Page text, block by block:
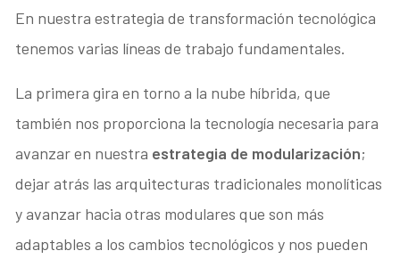
En nuestra estrategia de transformación tecnológica
tenemos varias líneas de trabajo fundamentales.
La primera gira en torno a la nube híbrida, que
también nos proporciona la tecnología necesaria para
avanzar en nuestra estrategia de modularización;
dejar atrás las arquitecturas tradicionales monolíticas
y avanzar hacia otras modulares que son más
adaptables a los cambios tecnológicos y nos pueden